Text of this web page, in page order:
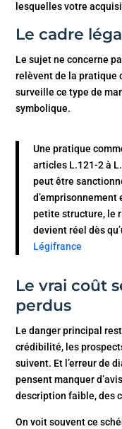
lesquelles votre
Le cadre
Le sujet ne concerne
relèvent de la pratique
surveille ce type de
symbolique.
Une pratique
articles L.121-2 à
peut être
d’emprisonnement
petite structure, le
devient réel dès
Légifrance
Le vrai coût
perdus
Le danger principal
crédibilité, les
suivent. Et l’erreur de
pensent manquer
description faible, des
On voit souvent ce